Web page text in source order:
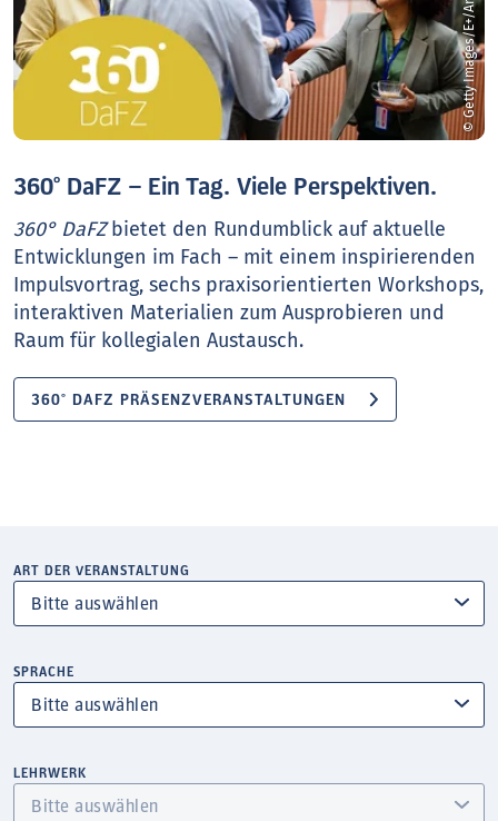
© Getty Images/E+/Anchiy
360° DaFZ – Ein Tag. Viele Perspektiven.
360° DaFZbietet den Rundumblick auf aktuelle
Entwicklungen im Fach – mit einem inspirierenden
Impulsvortrag, sechs praxisorientierten Workshops,
interaktiven Materialien zum Ausprobieren und
Raum für kollegialen Austausch.
360° DAFZ PRÄSENZVERANSTALTUNGEN
ART DER VERANSTALTUNG
SPRACHE
LEHRWERK